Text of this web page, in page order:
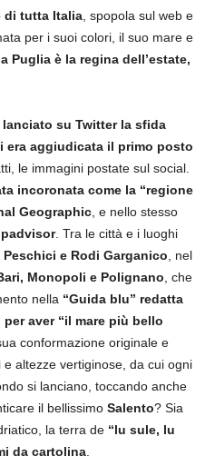
di tutta Italia, spopola sul web e
per i suoi colori, il suo mare e
Puglia è la regina dell’estate,
lanciato su Twitter la sfida
era aggiudicata il primo posto
le immagini postate sul social.
incoronata come la “regione
Geographic, e nello stesso
. Tra le città e i luoghi
Peschici e Rodi Garganico, nel
Monopoli e Polignano, che
nella “Guida blu” redatta
aver “il mare più bello
conformazione originale e
altezze vertiginose, da cui ogni
si lanciano, toccando anche
il bellissimo Salento? Sia
la terra de “lu sule, lu
da cartolina.